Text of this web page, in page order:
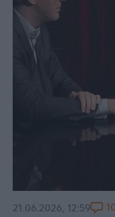
21.06.2026, 12:59 10